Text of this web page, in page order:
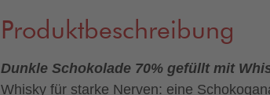
Produktbeschreibung
Dunkle Schokolade 70% gefüllt mit
Whisky für starke Nerven: eine